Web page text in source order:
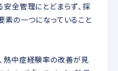
全管理にとどまらず、採
の一つになっていること
熱中症経験率の改善が見